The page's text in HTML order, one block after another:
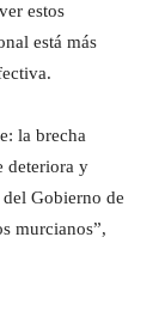
estos
está más
la brecha
deteriora y
Gobierno de
murcianos”,